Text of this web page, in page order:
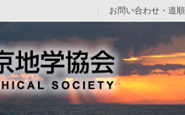
お問い合わせ・道順